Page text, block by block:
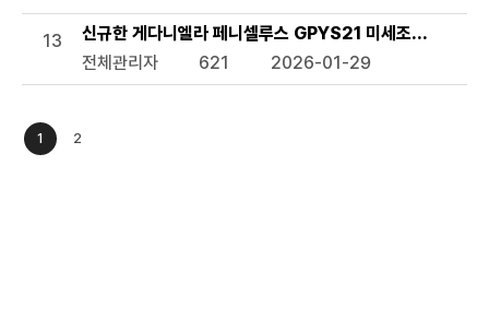
13
신규한 게다니엘라 페니셀루스 GPYS21 미세조류 및 이의
전체관리자
621 2026-01-29
1 2